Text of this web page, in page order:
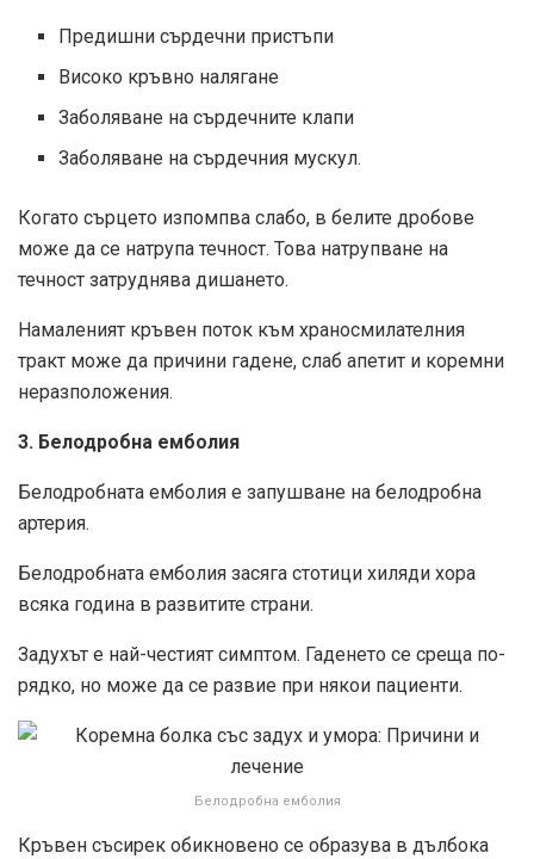
Предишни сърдечни пристъпи
Високо кръвно налягане
Заболяване на сърдечните клапи
Заболяване на сърдечния мускул.
Когато сърцето изпомпва слабо, в белите дробове
може да се натрупа течност. Това натрупване на
течност затруднява дишането.
Намаленият кръвен поток към храносмилателния
тракт може да причини гадене, слаб апетит и коремни
неразположения.
3. Белодробна емболия
Белодробната емболия е запушване на белодробна
артерия.
Белодробната емболия засяга стотици хиляди хора
всяка година в развитите страни.
Задухът е най-честият симптом. Гаденето се среща по-
рядко, но може да се развие при някои пациенти.
Белодробна емболия
Кръвен съсирек обикновено се образува в дълбока